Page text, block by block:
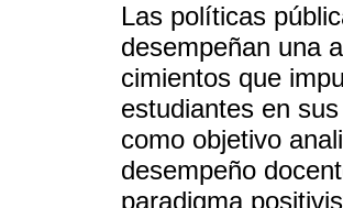
Las políticas
desempeñan una
cimientos que
estudiantes en
como objetivo
desempeño
paradigma